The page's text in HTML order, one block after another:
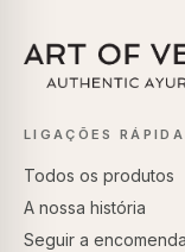
LIGAÇÕES
Todos os produtos
A nossa história
Seguir a encomenda